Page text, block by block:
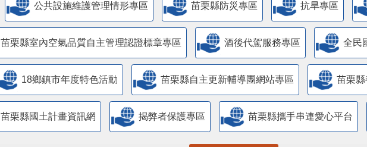
​公共設施維護管理情形專區 苗栗縣防災專區 抗旱專區
苗栗縣室內空氣品質自主管理認證標章專區 酒後代駕服務專區 全民
18鄉鎮市年度特色活動 苗栗縣自主更新輔導團網站專區 苗栗
苗栗縣國土計畫資訊網 揭弊者保護專區 苗栗縣攜手串連愛心平台